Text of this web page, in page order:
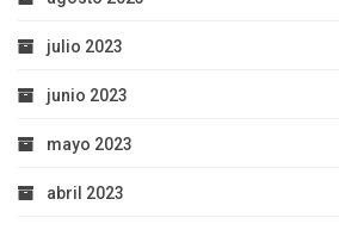
julio 2023
junio 2023
mayo 2023
abril 2023